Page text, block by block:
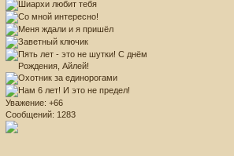
Уважение: +66
Сообщений: 1283